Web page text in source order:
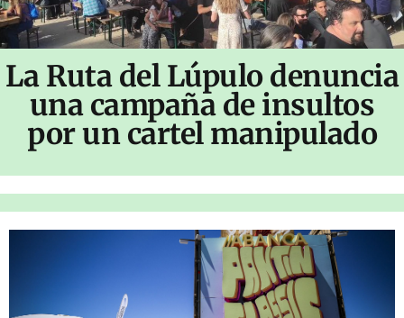
La Ruta del Lúpulo denuncia
una campaña de insultos
por un cartel manipulado